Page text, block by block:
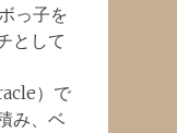
っ子を
として
）で
み、ベ